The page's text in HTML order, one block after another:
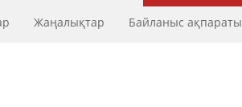
Жаңалықтар Байланыс ақпараты